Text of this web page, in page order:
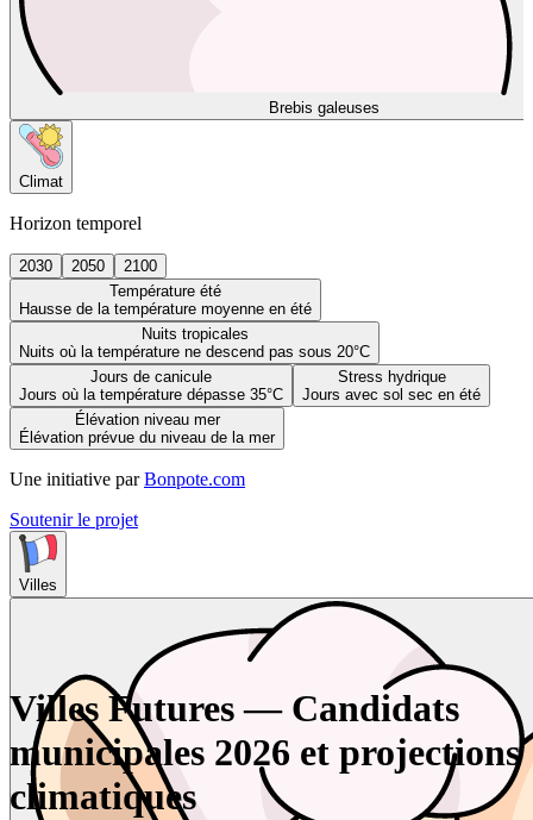
Brebis galeuses
Climat
Horizon temporel
2030 2050
2100
Température été
Hausse de la température moyenne en été
Nuits tropicales
Nuits où la température ne descend pas sous 20°C
Jours de canicule
Jours où la température dépasse 35°C
Stress hydrique
Jours avec sol sec en été
Élévation niveau mer
Élévation prévue du niveau de la mer
Une initiative par Bonpote.com
Soutenir le projet
Villes
Villes Futures — Candidats
municipales 2026 et projections
climatiques